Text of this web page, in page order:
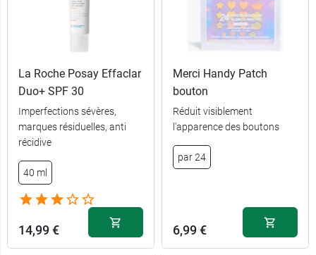
La Roche Posay Effaclar
Duo+ SPF 30
Imperfections sévères,
marques résiduelles, anti
récidive
40 ml
14,99 €
Merci Handy Patch
bouton
Réduit visiblement
l'apparence des boutons
par 24
6,99 €